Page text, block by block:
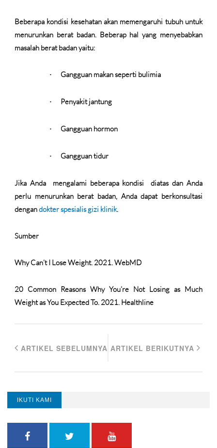
Beberapa kondisi kesehatan akan memengaruhi tubuh untuk
menurunkan berat badan. Beberap hal yang menyebabkan
masalah berat badan yaitu:
· Gangguan makan seperti bulimia
· Penyakit jantung
· Gangguan hormon
· Gangguan tidur
Jika Anda mengalami beberapa kondisi
diatas dan Anda
perlu menurunkan berat badan, Anda dapat berkonsultasi
dengandokter spesialis gizi klinik.
Sumber
Why Can’t I Lose Weight. 2021. WebMD
20 Common Reasons Why You’re Not Losing as Much
Weight as You Expected To. 2021. Healthline
ARTIKEL SEBELUMNYA ARTIKEL BERIKUTNYA
IKUTI KAMI